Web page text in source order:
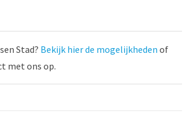
Stad? Bekijk hier de mogelijkheden of
met ons op.